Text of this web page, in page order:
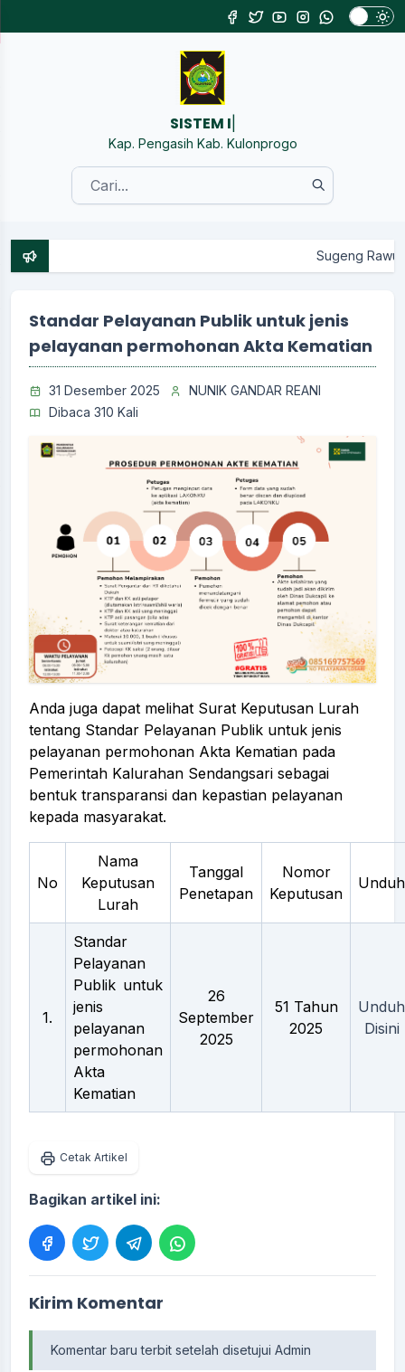
SISTEM INFORMASI
Kap. Pengasih Kab. Kulonprogo
Sugeng Rawuh Wonten
Standar Pelayanan Publik untuk jenis
pelayanan permohonan Akta Kematian
31 Desember 2025
NUNIK GANDAR REANI
Dibaca 310 Kali
Anda juga dapat melihat Surat Keputusan Lurah
tentang Standar Pelayanan Publik untuk jenis
pelayanan permohonan Akta Kematian pada
Pemerintah Kalurahan Sendangsari sebagai
bentuk transparansi dan kepastian pelayanan
kepada masyarakat.
No
Nama
Keputusan
Lurah
Tanggal
Penetapan
Nomor
Keputusan
Unduh
1.
Standar
Pelayanan
Publik untuk
jenis
pelayanan
permohonan
Akta
Kematian
26
September
2025
51 Tahun
2025
Unduh
Disini
Cetak Artikel
Bagikan artikel ini:
Kirim Komentar
Komentar baru terbit setelah disetujui Admin